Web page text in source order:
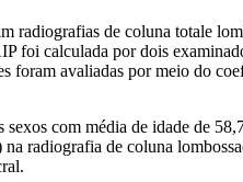
radiografias de coluna totale
foi calculada por dois
foram avaliadas por meio do
sexos com média de idade de
radiografia de coluna